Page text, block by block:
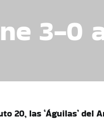
3-0
20, las ‘Águilas’ del